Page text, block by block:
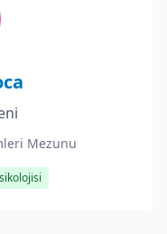
Mezunu